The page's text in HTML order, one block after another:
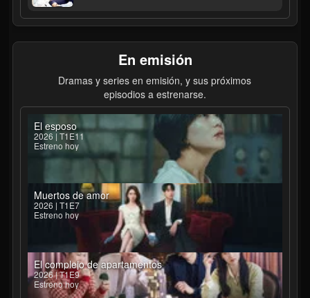
En emisión
Dramas y series en emisión, y sus próximos
episodios a estrenarse.
El esposo
2026 | T1E11
Estreno hoy
Muertos de amor
2026 | T1E7
Estreno hoy
El complejo de apartamentos
2026 | T1E9
Estreno hoy